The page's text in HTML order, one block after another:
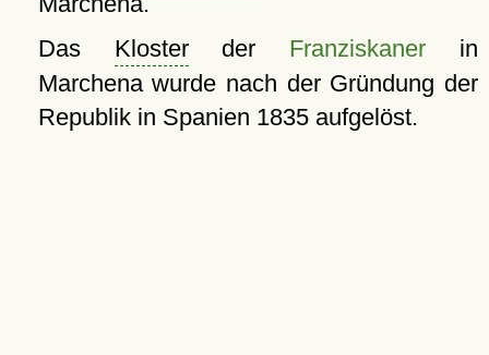
Das Klosterder Franziskaner in
Marchena wurde nach der Gründung der
Republik in Spanien 1835 aufgelöst.